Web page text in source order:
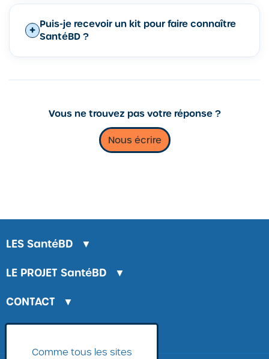
Comme tous les sites
Puis-je recevoir un kit pour faire connaître
SantéBD ?
Vous ne trouvez pas votre réponse ?
Nous écrire
LES SantéBD
▼
LE PROJET SantéBD
▼
CONTACT
▼
LA BANQUE D'IMAGES